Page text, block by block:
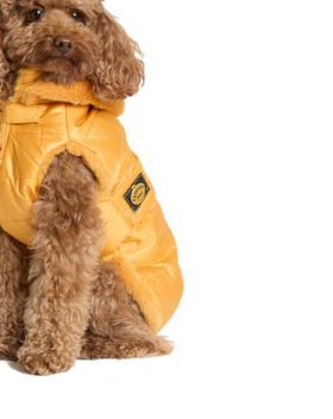
antippen zum
vergrößern